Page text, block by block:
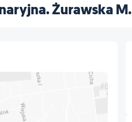
Żurawska M.